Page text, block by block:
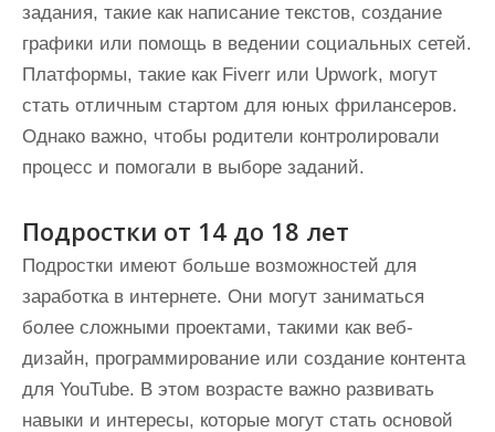
задания, такие как написание текстов, создание
графики или помощь в ведении социальных сетей.
Платформы, такие как Fiverr или Upwork, могут
стать отличным стартом для юных фрилансеров.
Однако важно, чтобы родители контролировали
процесс и помогали в выборе заданий.
Подростки от 14 до 18 лет
Подростки имеют больше возможностей для
заработка в интернете. Они могут заниматься
более сложными проектами, такими как веб-
дизайн, программирование или создание контента
для YouTube. В этом возрасте важно развивать
навыки и интересы, которые могут стать основой